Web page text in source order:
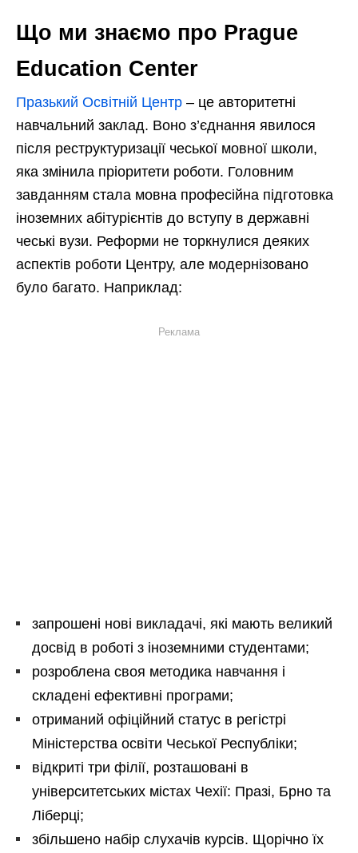
Що ми знаємо про Prague
Education Center
Празький Освітній Центр – це авторитетні
навчальний заклад. Воно з’єднання явилося
після реструктуризації чеської мовної школи,
яка змінила пріоритети роботи. Головним
завданням стала мовна професійна підготовка
іноземних абітурієнтів до вступу в державні
чеські вузи. Реформи не торкнулися деяких
аспектів роботи Центру, але модернізовано
було багато. Наприклад:
Реклама
запрошені нові викладачі, які мають великий
досвід в роботі з іноземними студентами;
розроблена своя методика навчання і
складені ефективні програми;
отриманий офіційний статус в регістрі
Міністерства освіти Чеської Республіки;
відкриті три філії, розташовані в
університетських містах Чехії: Празі, Брно та
Ліберці;
збільшено набір слухачів курсів. Щорічно їх